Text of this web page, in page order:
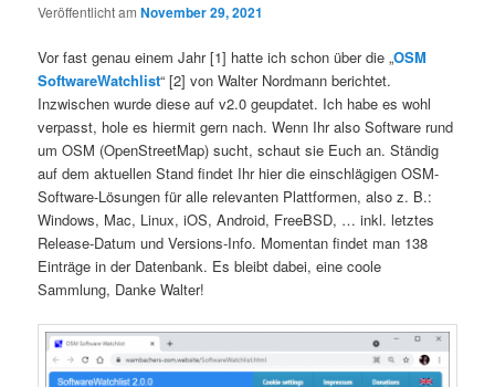
Veröffentlicht amNovember 29, 2021
Vor fast genau einem Jahr [1] hatte ich schon über die „OSM
SoftwareWatchlist“ [2] von Walter Nordmann berichtet.
Inzwischen wurde diese auf v2.0 geupdatet. Ich habe es wohl
verpasst, hole es hiermit gern nach. Wenn Ihr also Software rund
um OSM (OpenStreetMap) sucht, schaut sie Euch an. Ständig
auf dem aktuellen Stand findet Ihr hier die einschlägigen OSM-
Software-Lösungen für alle relevanten Plattformen, also z. B.:
Windows, Mac, Linux, iOS, Android, FreeBSD, … inkl. letztes
Release-Datum und Versions-Info. Momentan findet man 138
Einträge in der Datenbank. Es bleibt dabei, eine coole
Sammlung, Danke Walter!